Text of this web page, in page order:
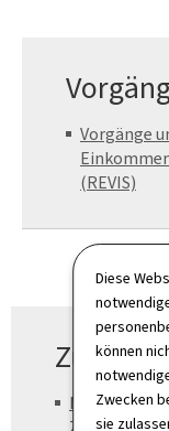
Diese
können
Zwecken
sie
Vorgänge
(REVIS)
Ministerium